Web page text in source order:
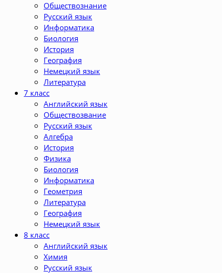
Обществознание
Русский язык
Информатика
Биология
История
География
Немецкий язык
Литература
7 класс
Английский язык
Обществозвание
Русский язык
Алгебра
История
Физика
Биология
Информатика
Геометрия
Литература
География
Немецкий язык
8 класс
Английский язык
Химия
Русский язык